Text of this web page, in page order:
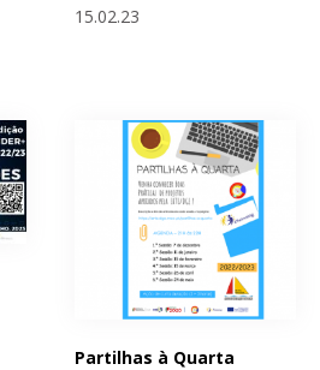
15.02.23
Partilhas à Quarta